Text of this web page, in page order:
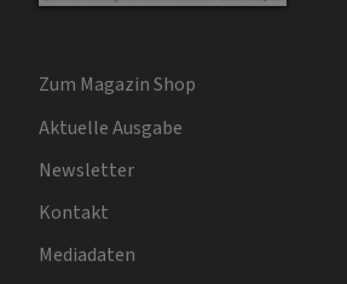
Zum Magazin Shop
Aktuelle Ausgabe
Newsletter
Kontakt
Mediadaten